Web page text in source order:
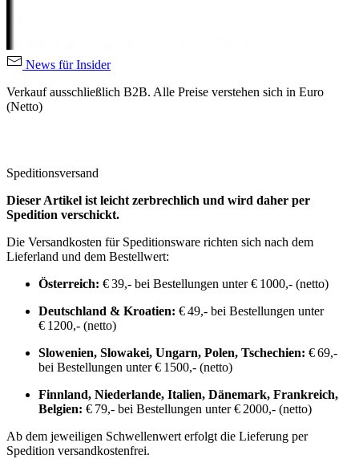
News für Insider
Verkauf ausschließlich B2B. Alle Preise verstehen sich in Euro
(Netto)
Speditionsversand
Dieser Artikel ist leicht zerbrechlich und wird daher per
Spedition verschickt.
Die Versandkosten für Speditionsware richten sich nach dem
Lieferland und dem Bestellwert:
Österreich: € 39,- bei Bestellungen unter € 1000,- (netto)
Deutschland & Kroatien: € 49,- bei Bestellungen unter
€ 1200,- (netto)
Slowenien, Slowakei, Ungarn, Polen, Tschechien: € 69,-
bei Bestellungen unter € 1500,- (netto)
Finnland, Niederlande, Italien, Dänemark, Frankreich,
Belgien: € 79,- bei Bestellungen unter € 2000,- (netto)
Ab dem jeweiligen Schwellenwert erfolgt die Lieferung per
Spedition versandkostenfrei.